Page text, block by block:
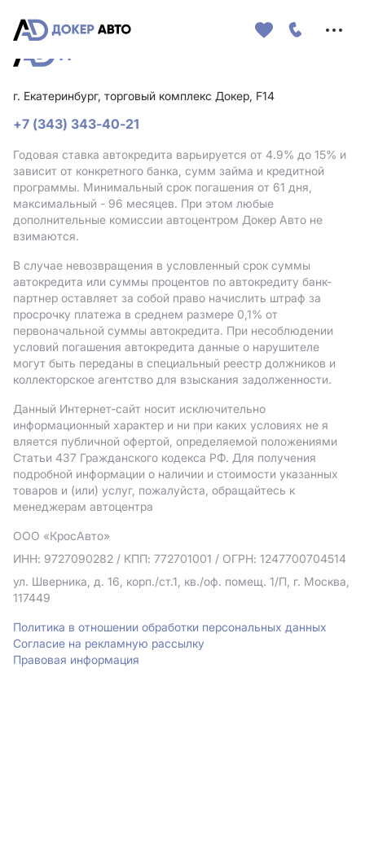
г. Екатеринбург, торговый комплекс Докер, F14
+7 (343) 343-40-21
Годовая ставка автокредита варьируется от 4.9% до 15% и
зависит от конкретного банка, сумм займа и кредитной
программы. Минимальный срок погашения от 61 дня,
максимальный - 96 месяцев. При этом любые
дополнительные комиссии автоцентром Докер Авто не
взимаются.
В случае невозвращения в условленный срок суммы
автокредита или суммы процентов по автокредиту банк-
партнер оставляет за собой право начислить штраф за
просрочку платежа в среднем размере 0,1% от
первоначальной суммы автокредита. При несоблюдении
условий погашения автокредита данные о нарушителе
могут быть переданы в специальный реестр должников и
коллекторское агентство для взыскания задолженности.
Данный Интернет-сайт носит исключительно
информационный характер и ни при каких условиях не я
вляется публичной офертой, определяемой положениями
Статьи 437 Гражданского кодекса РФ. Для получения
подробной информации о наличии и стоимости указанных
товаров и (или) услуг, пожалуйста, обращайтесь к
менеджерам автоцентра
ООО «КросАвто»
ИНН: 9727090282 / КПП: 772701001 / ОГРН: 1247700704514
ул. Шверника, д. 16, корп./ст.1, кв./оф. помещ. 1/П, г. Москва,
117449
Политика в отношении обработки персональных данных
Согласие на рекламную рассылку
Правовая информация